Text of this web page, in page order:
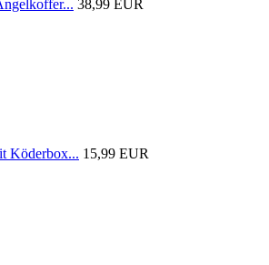
38,99 EUR
Köderbox... 15,99 EUR